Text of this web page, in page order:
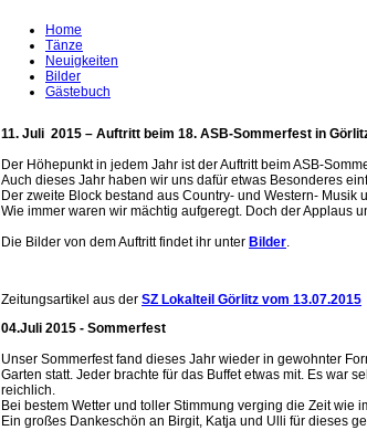
Home
Tänze
Neuigkeiten
Bilder
Gästebuch
11. Juli 2015 – Auftritt beim 18. ASB-Sommerfest in
Der Höhepunkt in jedem Jahr ist der Auftritt beim ASB-
Auch dieses Jahr haben wir uns dafür etwas Besonderes
Der zweite Block bestand aus Country- und Western-
Wie immer waren wir mächtig aufgeregt. Doch der Applaus
Die Bilder von dem Auftritt findet ihr unter Bilder.
Zeitungsartikel aus der SZ Lokalteil Görlitz vom 13.07.2015
04.Juli 2015 - Sommerfest
Unser Sommerfest fand dieses Jahr wieder in gewohnter
Garten statt. Jeder brachte für das Buffet etwas mit. Es war
reichlich.
Bei bestem Wetter und toller Stimmung verging die Zeit wie
Ein großes Dankeschön an Birgit, Katja und Ulli für dieses